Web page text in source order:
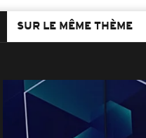
SUR LE MÊME THÈME